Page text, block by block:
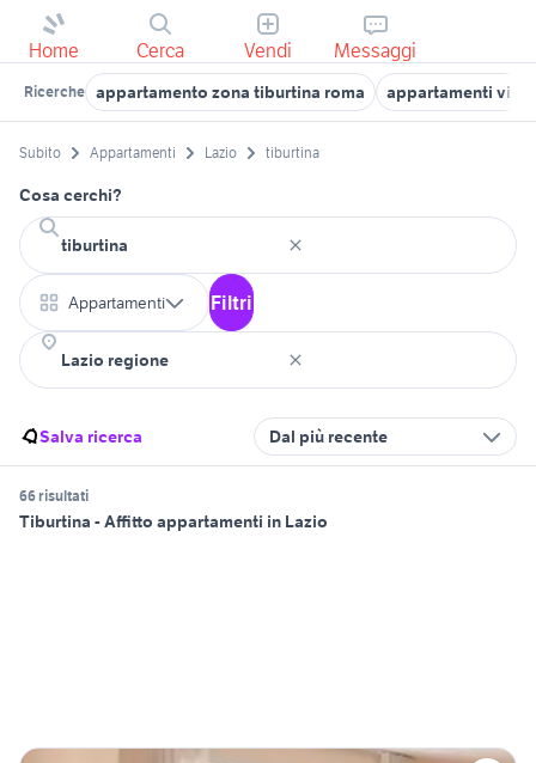
Home Cerca Vendi Messaggi
Ricerche appartamento zona tiburtina roma appartamenti via
Subito Appartamenti Lazio tiburtina
Cosa cerchi?
Appartamenti Filtri
Salva ricerca Dal più recente
66 risultati
Tiburtina - Affitto appartamenti in Lazio